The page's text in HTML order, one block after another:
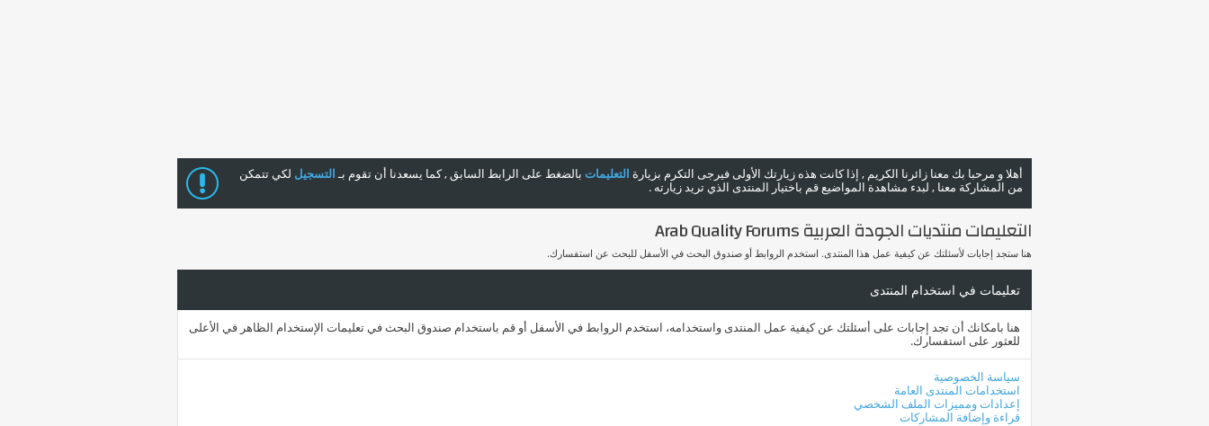
أهلا و مرحبا بك معنا زائرنا الكريم , إذا كانت هذه زيارتك الأولى فيرجى التكرم بزيارة التعليمات بالضغط على الرابط السابق , كما يسعدنا أن تقوم بـالتسجيل لكي تتمكن
من المشاركة معنا , لبدء مشاهدة المواضيع قم باختيار المنتدى الذي تريد زيارته .
التعليمات منتديات الجودة العربية Arab Quality Forums
هنا ستجد إجابات لأسئلتك عن كيفية عمل هذا المنتدى. استخدم الروابط أو صندوق البحث في الأسفل للبحث عن استفسارك.
تعليمات في استخدام المنتدى
هنا بامكانك أن تجد إجابات على أسئلتك عن كيفية عمل المنتدى واستخدامه، استخدم الروابط في الأسفل أو قم باستخدام صندوق البحث في تعليمات الإستخدام الظاهر في الأعلى
للعثور على استفسارك.
سياسة الخصوصية
استخدامات المنتدى العامة
إعدادات ومميزات الملف الشخصي
قراءة وإضافة المشاركات